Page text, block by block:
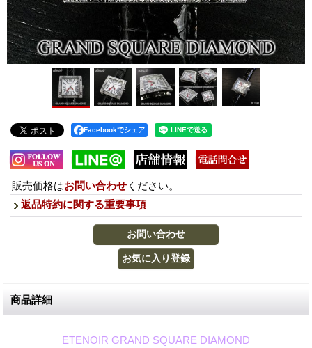
Facebookでシェア
販売価格はお問い合わせ ください。
返品特約に関する重要事項
商品詳細
ETENOIR GRAND SQUARE DIAMOND